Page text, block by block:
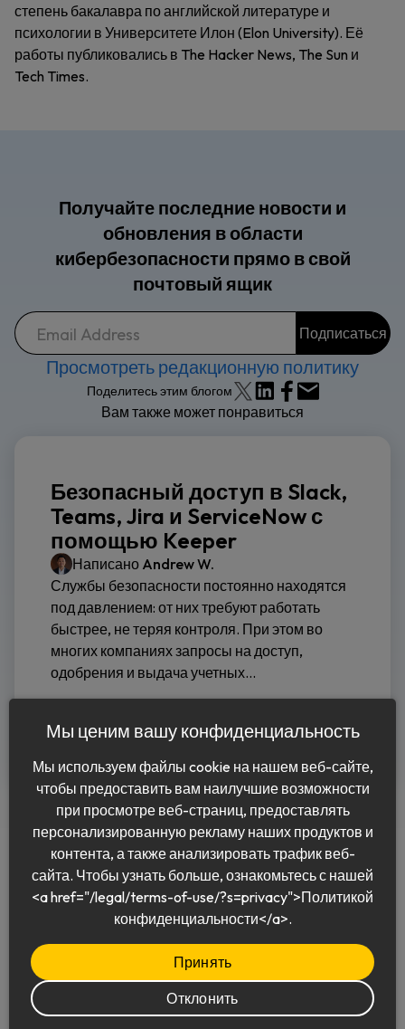
степень бакалавра по английской литературе и
психологии в Университете Илон (Elon University). Её
работы публиковались в The Hacker News, The Sun и
Tech Times.
Получайте последние новости и
обновления в области
кибербезопасности прямо в свой
почтовый ящик
Просмотреть редакционную политику
Поделитесь этим блогом
Вам также может понравиться
Безопасный доступ в Slack,
Teams, Jira и ServiceNow с
помощью Keeper
Написано Andrew W.
Службы безопасности постоянно находятся
под давлением: от них требуют работать
быстрее, не теряя контроля. При этом во
многих компаниях запросы на доступ,
одобрения и выдача учетных...
Читать дальше
Pусский
© 2026 Keeper Security, Inc.
Мы ценим вашу конфиденциальность
Мы используем файлы cookie на нашем веб-сайте,
чтобы предоставить вам наилучшие возможности
при просмотре веб-страниц, предоставлять
персонализированную рекламу наших продуктов и
контента, а также анализировать трафик веб-
сайта. Чтобы узнать больше, ознакомьтесь с нашей
<a href="/legal/terms-of-use/?s=privacy">Политикой
конфиденциальности</a>.
Принять
Отклонить